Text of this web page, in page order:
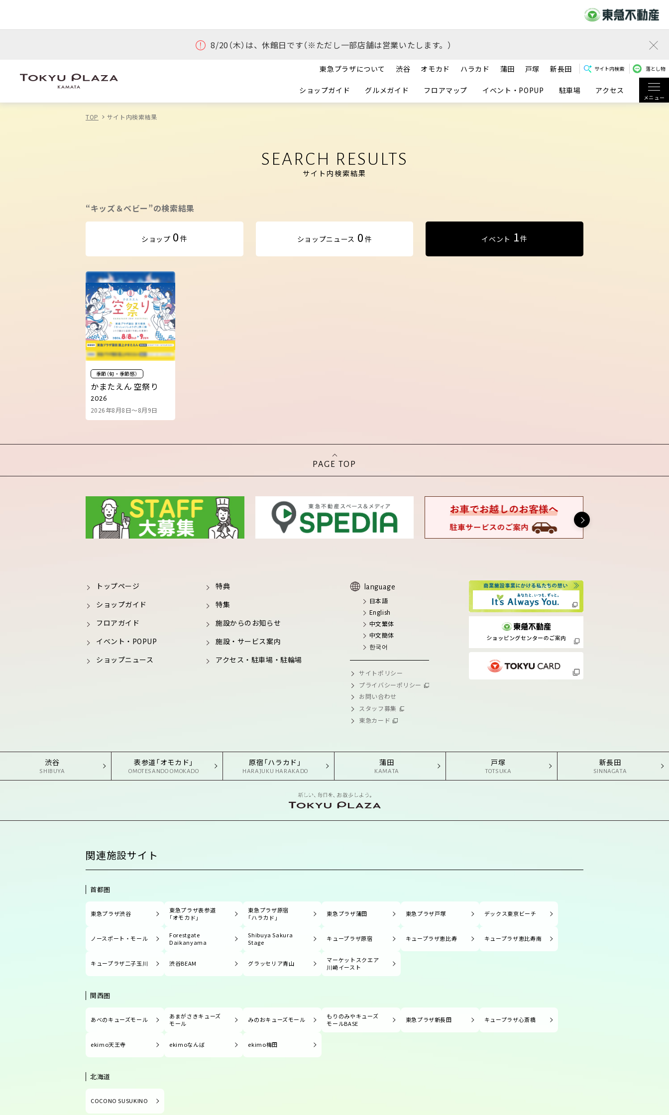
8/20（木）は、休館日です（※ただし一部店舗は営業いたします。）
東急プラザについて 渋谷 オモカド ハラカド 蒲田 戸塚 新長田 サイト内検索 落とし物
ショップガイド グルメガイド フロアマップ イベント・POPUP 駐車場 アクセス
メニュー
TOP サイト内検索結果
SEARCH RESULTS
サイト内検索結果
“キッズ＆ベビー”の検索結果
ショップ 0 件 ショップニュース 0 件 イベント 1件
季節（旬・季節感）
かまたえん 空祭り
2026
2026年8月8日～8月9日
PAGE TOP
トップページ
ショップガイド
フロアガイド
イベント・POPUP
ショップニュース
特典
特集
施設からのお知らせ
施設・サービス案内
アクセス・駐車場・駐輪場
language
日本語
English
中文繁体
中文簡体
한국어
サイトポリシー
プライバシーポリシー
お問い合わせ
スタッフ募集
東急カード
渋谷
SHIBUYA
表参道「オモカド」
OMOTESANDO OMOKADO
原宿「ハラカド」
HARAJUKU HARAKADO
蒲田
KAMATA
戸塚
TOTSUKA
新長田
SINNAGATA
関連施設サイト
首都圏
東急プラザ渋谷
東急プラザ表参道
「オモカド」
東急プラザ原宿
「ハラカド」
東急プラザ蒲田 東急プラザ戸塚 デックス東京ビーチ
ノースポート・モール
Forestgate
Daikanyama
Shibuya Sakura
Stage
キュープラザ原宿 キュープラザ恵比寿 キュープラザ恵比寿南
キュープラザ二子玉川 渋谷BEAM グラッセリア青山
マーケットスクエア
川崎イースト
関西圏
あべのキューズモール
あまがさきキューズ
モール
みのおキューズモール
もりのみやキューズ
モールBASE
東急プラザ新長田 キュープラザ心斎橋
ekimo天王寺 ekimoなんば ekimo梅田
北海道
COCONO SUSUKINO